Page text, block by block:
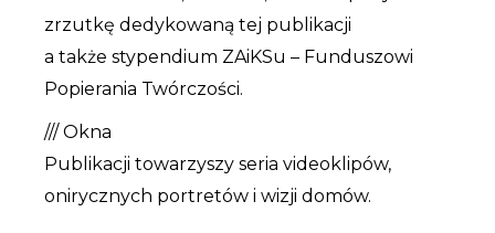
zrzutkę dedykowaną tej publikacji
a także stypendium ZAiKSu – Funduszowi
Popierania Twórczości.
/// Okna
Publikacji towarzyszy seria videoklipów,
onirycznych portretów i wizji domów.